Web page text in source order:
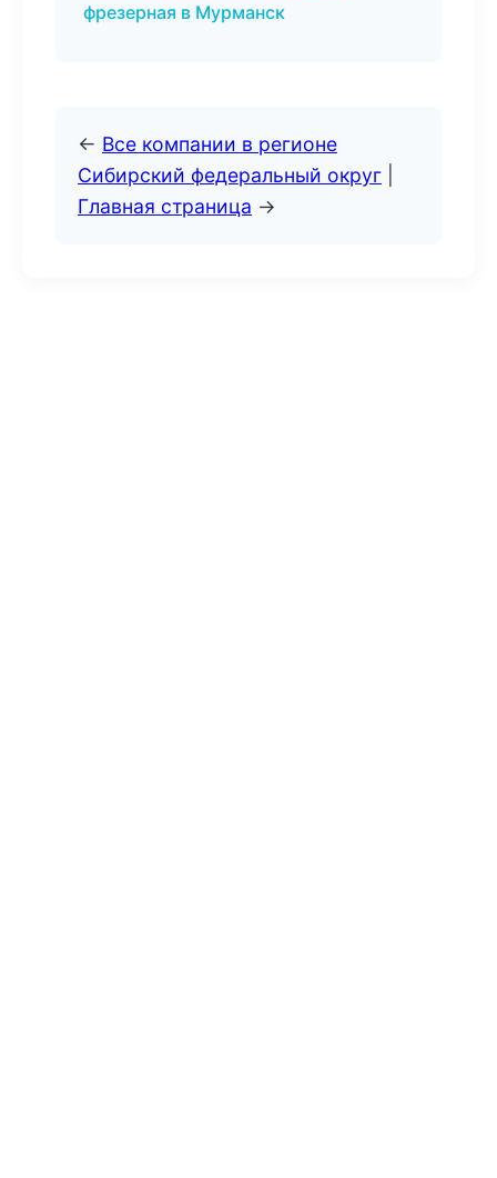
фрезерная в Мурманск
← Все компании в регионе
Сибирский федеральный округ
Главная страница →